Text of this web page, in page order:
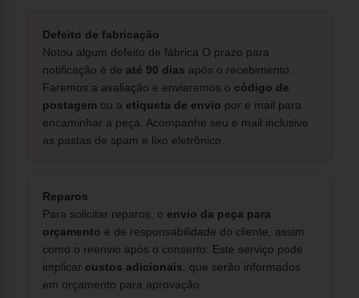
Defeito de fabricação
Notou algum defeito de fábrica O prazo para
notificação é de até 90 dias após o recebimento.
Faremos a avaliação e enviaremos o código de
postagem ou a etiqueta de envio por e mail para
encaminhar a peça. Acompanhe seu e mail inclusive
as pastas de spam e lixo eletrônico.
Reparos
Para solicitar reparos, o envio da peça para
orçamento é de responsabilidade do cliente, assim
como o reenvio após o conserto. Este serviço pode
implicar custos adicionais , que serão informados
em orçamento para aprovação.